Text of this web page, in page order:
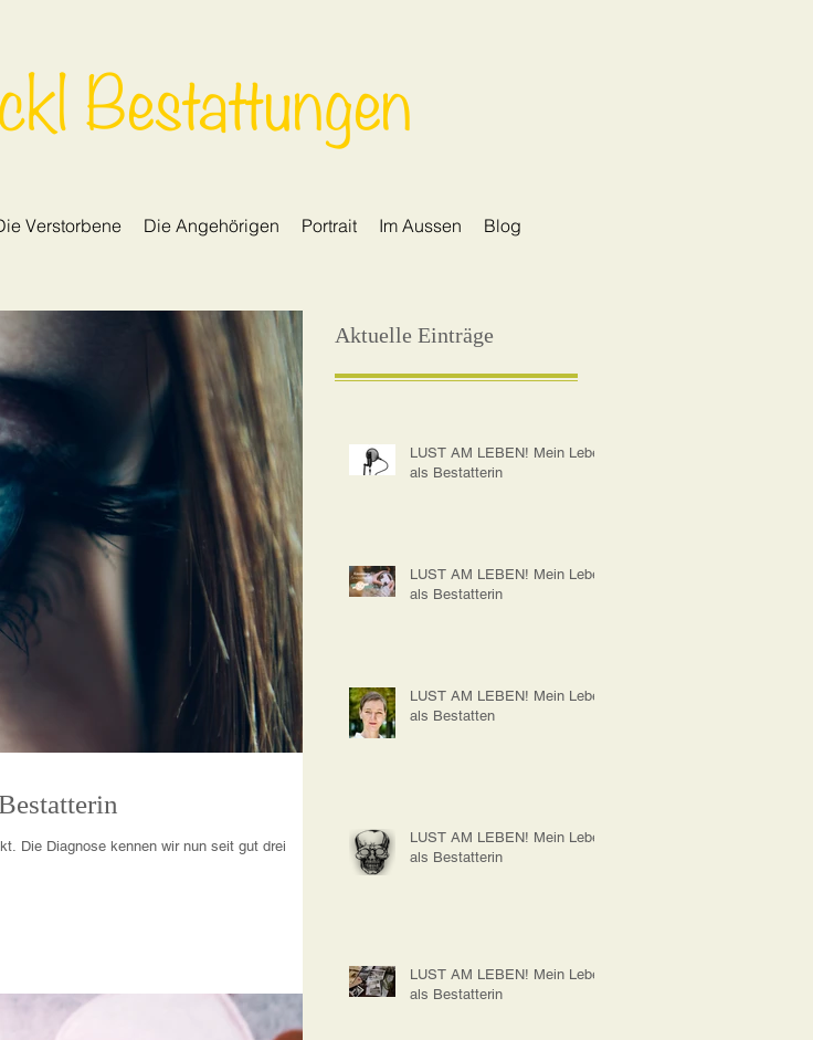
Bestattungen
Verstorbene Die Angehörigen Portrait Im Aussen Blog
als Bestatterin
Die Diagnose kennen wir nun seit gut drei
Aktuelle Einträge
LUST AM LEBEN! Mein Leben
als Bestatterin
LUST AM LEBEN! Mein Leben
als Bestatterin
LUST AM LEBEN! Mein Leben
als Bestatten
LUST AM LEBEN! Mein Leben
als Bestatterin
LUST AM LEBEN! Mein Leben
als Bestatterin